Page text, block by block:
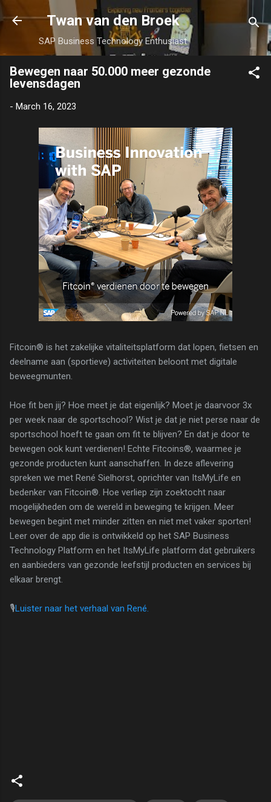
Skip to main content
Twan van den Broek
SAP Business Technology Enthusiast
Bewegen naar 50.000 meer gezonde
levensdagen
- March 16, 2023
Fitcoin® is het zakelijke vitaliteitsplatform dat lopen, fietsen en
deelname aan (sportieve) activiteiten beloont met digitale
beweegmunten.
Hoe fit ben jij? Hoe meet je dat eigenlijk? Moet je daarvoor 3x
per week naar de sportschool? Wist je dat je niet perse naar de
sportschool hoeft te gaan om fit te blijven? En dat je door te
bewegen ook kunt verdienen! Echte Fitcoins®, waarmee je
gezonde producten kunt aanschaffen. In deze aflevering
spreken we met René Sielhorst, oprichter van ItsMyLife en
bedenker van Fitcoin®. Hoe verliep zijn zoektocht naar
mogelijkheden om de wereld in beweging te krijgen. Meer
bewegen begint met minder zitten en niet met vaker sporten!
Leer over de app die is ontwikkeld op het SAP Business
Technology Platform en het ItsMyLife platform dat gebruikers
en aanbieders van gezonde leefstijl producten en services bij
elkaar brengt.
🎙Luister naar het verhaal van René.